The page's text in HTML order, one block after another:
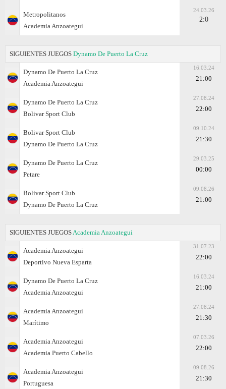
Metropolitanos
Academia Anzoategui
24.03.26
2:0
SIGUIENTES JUEGOS Dynamo De Puerto La Cruz
Dynamo De Puerto La Cruz
Academia Anzoategui
16.03.24
21:00
Dynamo De Puerto La Cruz
Bolivar Sport Club
27.08.24
22:00
Bolivar Sport Club
Dynamo De Puerto La Cruz
09.10.24
21:30
Dynamo De Puerto La Cruz
Petare
29.03.25
00:00
Bolivar Sport Club
Dynamo De Puerto La Cruz
09.08.26
21:00
SIGUIENTES JUEGOS Academia Anzoategui
Academia Anzoategui
Deportivo Nueva Esparta
31.07.23
22:00
Dynamo De Puerto La Cruz
Academia Anzoategui
16.03.24
21:00
Academia Anzoategui
Marítimo
27.08.24
21:30
Academia Anzoategui
Academia Puerto Cabello
07.03.26
22:00
Academia Anzoategui
Portuguesa
09.08.26
21:30